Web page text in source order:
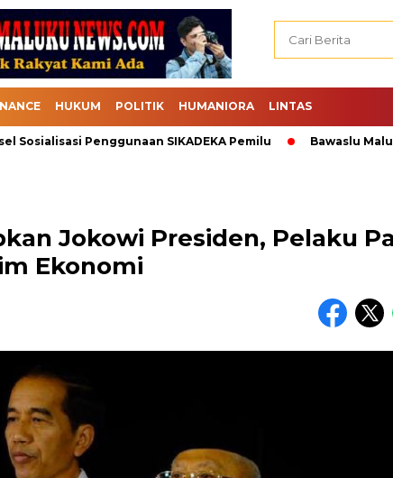
HUKUM POLITIK HUMANIORA LINTAS
Penggunaan SIKADEKA Pemilu Bawaslu Maluku
Jokowi Presiden, Pelaku
Ekonomi